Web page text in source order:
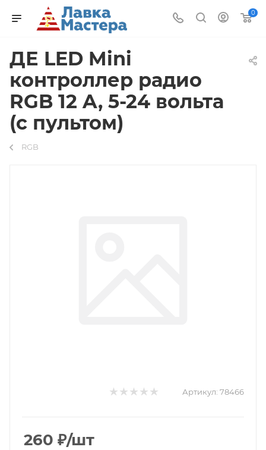
0
ДЕ LED Mini
контроллер радио
RGB 12 A, 5-24 вольта
(c пультом)
RGB
Артикул: 78466
260 ₽/шт